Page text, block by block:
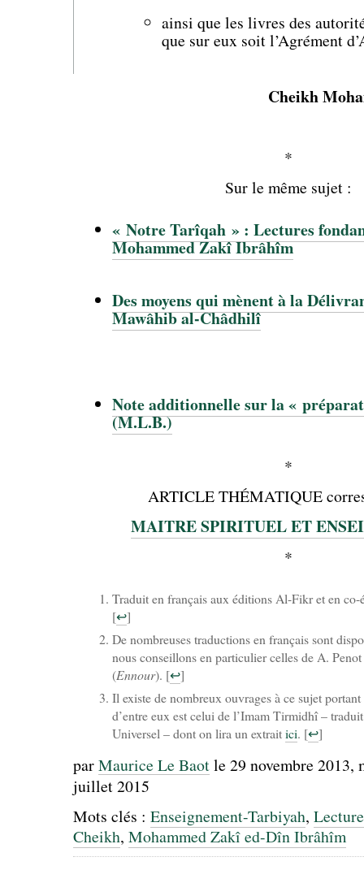
ainsi que les livres des
que sur eux soit l’Agrément
Cheikh
*
Sur le même sujet :
« Notre Tarîqah » : Lectures
Mohammed Zakî Ibrâhîm
Des moyens qui mènent à la
Mawâhib al-Châdhilî
Note additionnelle sur la «
(M.L.B.)
*
ARTICLE THÉMATIQUE
MAITRE SPIRITUEL ET
*
Traduit en français aux éditions Al-Fikr et en
[↩]
De nombreuses traductions en français sont
nous conseillons en particulier celles de A.
(Ennour). [↩]
Il existe de nombreux ouvrages à ce sujet
d’entre eux est celui de l’Imam Tirmidhî –
Universel – dont on lira un extraitici. [↩]
parMaurice Le Baotle 29 novembre 2013,
juillet 2015
Mots clés : Enseignement-Tarbiyah, Lecture
Cheikh, Mohammed Zakî ed-Dîn Ibrâhîm